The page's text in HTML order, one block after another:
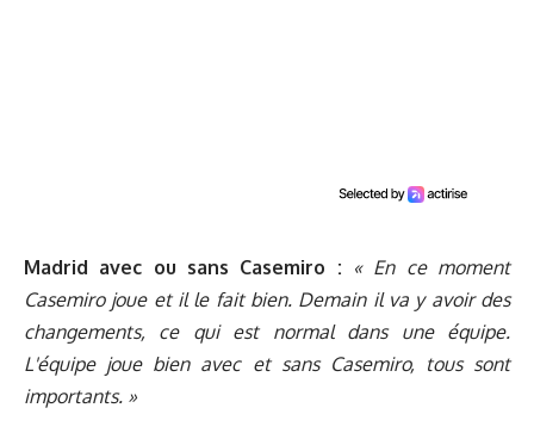
Madrid avec ou sans Casemiro : « En ce moment
Casemiro joue et il le fait bien. Demain il va y avoir des
changements, ce qui est normal dans une équipe.
L'équipe joue bien avec et sans Casemiro, tous sont
importants. »